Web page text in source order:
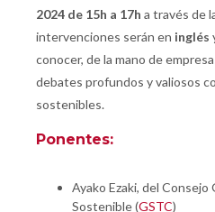
2024 de 15h a 17h a través de
intervenciones serán en inglés
conocer, de la mano de
debates profundos y valiosos
sostenibles.
Ponentes:
Ayako Ezaki, del Consejo
Sostenible (GSTC)